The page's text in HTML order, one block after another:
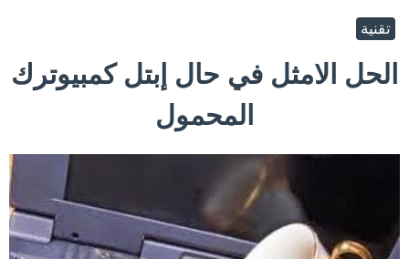
تقنية
الحل الامثل في حال إبتل كمبيوترك
المحمول